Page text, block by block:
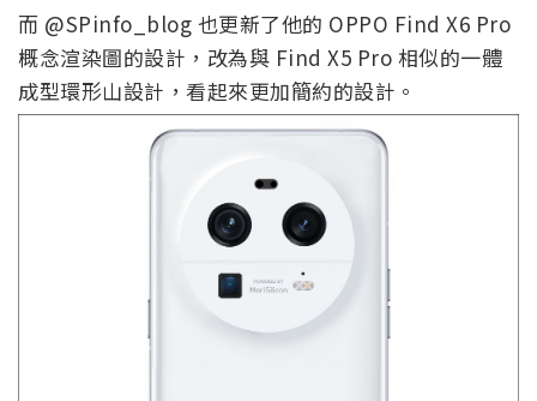
而 @SPinfo_blog 也更新了他的 OPPO Find X6 Pro
概念渲染圖的設計，改為與 Find X5 Pro 相似的一體
成型環形山設計，看起來更加簡約的設計。